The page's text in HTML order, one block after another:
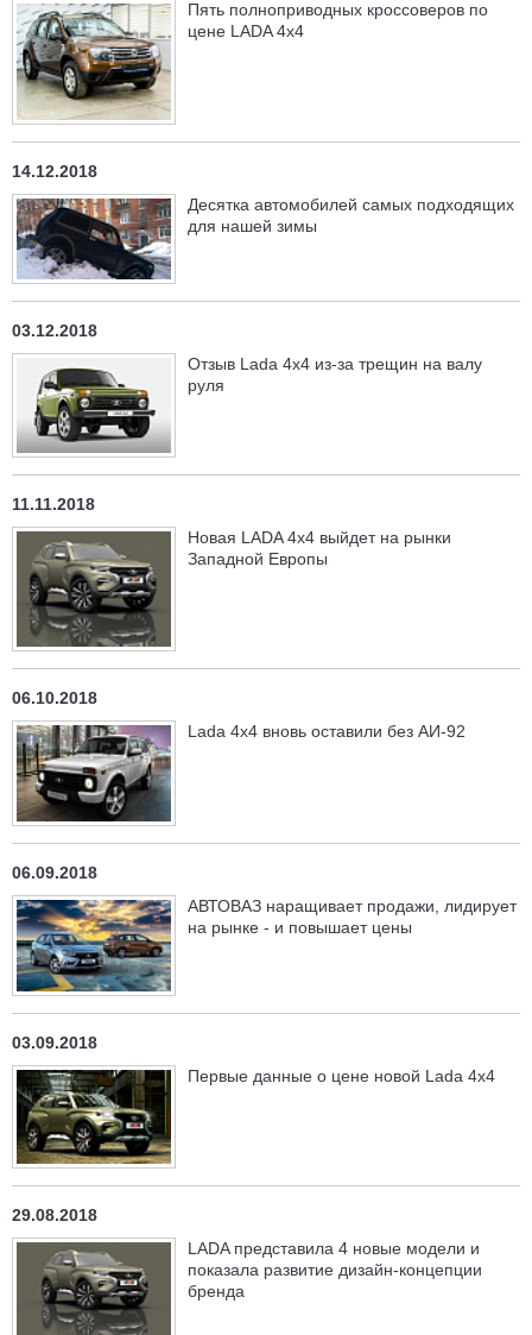
Пять полноприводных кроссоверов по
цене LADA 4x4
14.12.2018
Десятка автомобилей самых подходящих
для нашей зимы
03.12.2018
Отзыв Lada 4х4 из-за трещин на валу
руля
11.11.2018
Новая LADA 4x4 выйдет на рынки
Западной Европы
06.10.2018
Lada 4x4 вновь оставили без АИ-92
06.09.2018
АВТОВАЗ наращивает продажи, лидирует
на рынке - и повышает цены
03.09.2018
Первые данные о цене новой Lada 4x4
29.08.2018
LADA представила 4 новые модели и
показала развитие дизайн-концепции
бренда